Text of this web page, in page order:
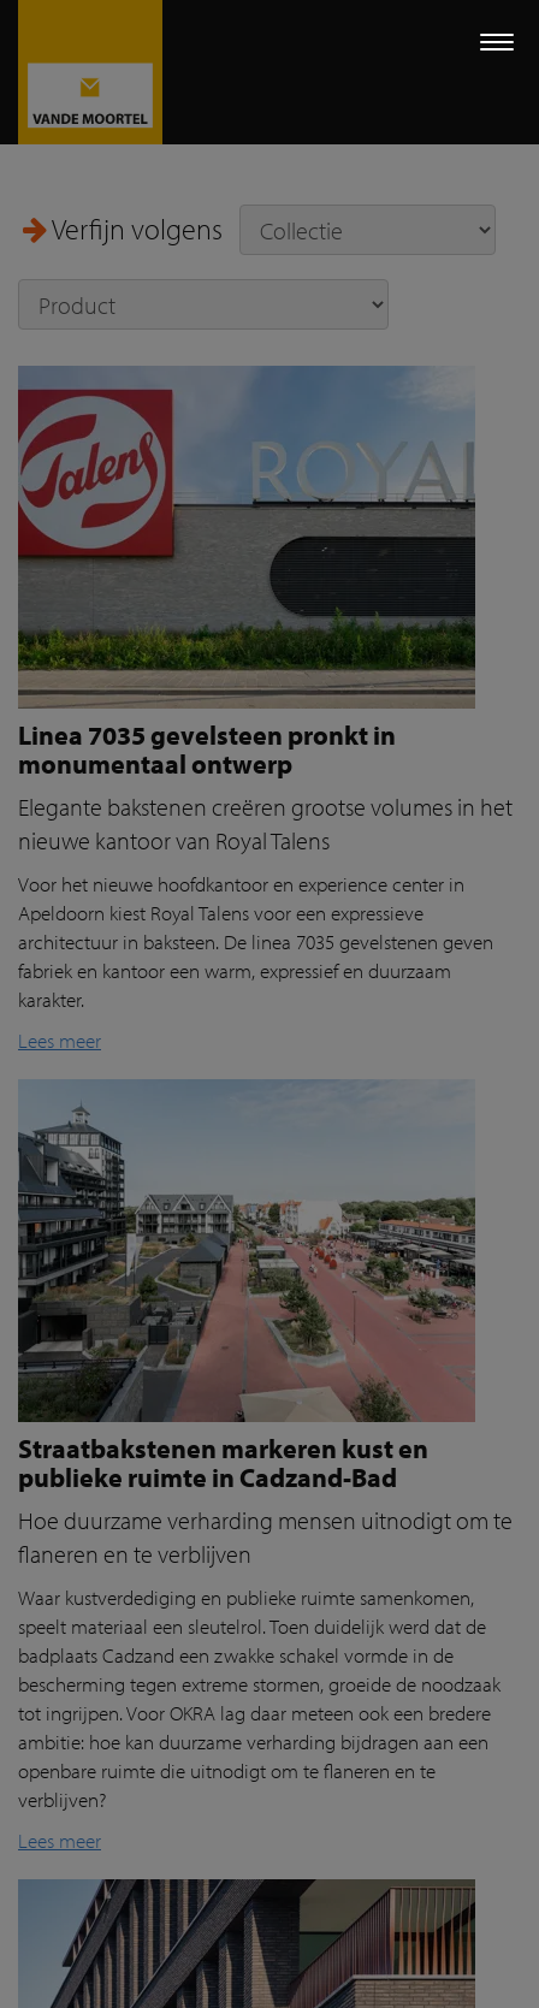
Verfijn volgens
Linea 7035 gevelsteen pronkt in
monumentaal ontwerp
Elegante bakstenen creëren grootse volumes in het
nieuwe kantoor van Royal Talens
Voor het nieuwe hoofdkantoor en experience center in
Apeldoorn kiest Royal Talens voor een expressieve
architectuur in baksteen. De linea 7035 gevelstenen geven
fabriek en kantoor een warm, expressief en duurzaam
karakter.
Lees meer
Straatbakstenen markeren kust en
publieke ruimte in Cadzand-Bad
Hoe duurzame verharding mensen uitnodigt om te
flaneren en te verblijven
Waar kustverdediging en publieke ruimte samenkomen,
speelt materiaal een sleutelrol. Toen duidelijk werd dat de
badplaats Cadzand een zwakke schakel vormde in de
bescherming tegen extreme stormen, groeide de noodzaak
tot ingrijpen. Voor OKRA lag daar meteen ook een bredere
ambitie: hoe kan duurzame verharding bijdragen aan een
openbare ruimte die uitnodigt om te flaneren en te
verblijven?
Lees meer